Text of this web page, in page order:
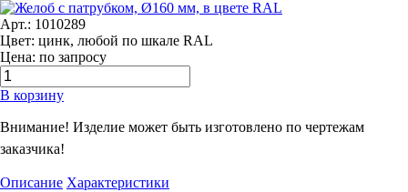
Арт.: 1010289
Цвет: цинк, любой по шкале RAL
Цена: по запросу
В корзину
Внимание! Изделие может быть изготовлено по чертежам
заказчика!
Описание Характеристики